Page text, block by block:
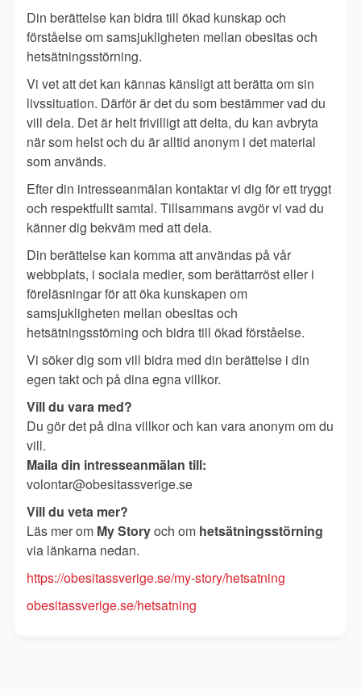
Din berättelse kan bidra till ökad kunskap och
förståelse om samsjukligheten mellan obesitas och
hetsätningsstörning.
Vi vet att det kan kännas känsligt att berätta om sin
livssituation. Därför är det du som bestämmer vad du
vill dela. Det är helt frivilligt att delta, du kan avbryta
när som helst och du är alltid anonym i det material
som används.
Efter din intresseanmälan kontaktar vi dig för ett tryggt
och respektfullt samtal. Tillsammans avgör vi vad du
känner dig bekväm med att dela.
Din berättelse kan komma att användas på vår
webbplats, i sociala medier, som berättarröst eller i
föreläsningar för att öka kunskapen om
samsjukligheten mellan obesitas och
hetsätningsstörning och bidra till ökad förståelse.
Vi söker dig som vill bidra med din berättelse i din
egen takt och på dina egna villkor.
Vill du vara med?
Du gör det på dina villkor och kan vara anonym om du
vill.
Maila din intresseanmälan till:
volontar@obesitassverige.se
Vill du veta mer?
Läs mer om My Storyoch om hetsätningsstörning
via länkarna nedan.
https://obesitassverige.se/my-story/hetsatning
obesitassverige.se/hetsatning